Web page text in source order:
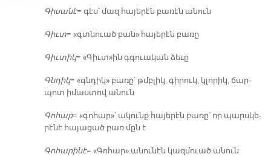
Գի­սա­նէ= գէս՝ մազ հա­յե­րէն բա­ռէն ա­նուն
Գիւտ= «գտնուած բան» հա­յե­րէն բա­ռը
Գիւ­տիկ= «Գիւտ»ին գգուա­կան ձե­ւը
Գնդիկ= «գնդիկ» բա­ռը՝ թմբլիկ, գի­րուկ, կլո­րիկ, ճար­
պոտ ի­մաս­տով ա­նուն
Գո­հար= «գո­հար»՝ ա­կունք հա­յե­րէն բա­ռը՝ որ պարս­կե­
րէ­նէ հա­յա­ցած բառ մըն է
Գո­հա­րի­նէ= «Գո­հար» ա­նու­նէն կազ­մուած ա­նուն